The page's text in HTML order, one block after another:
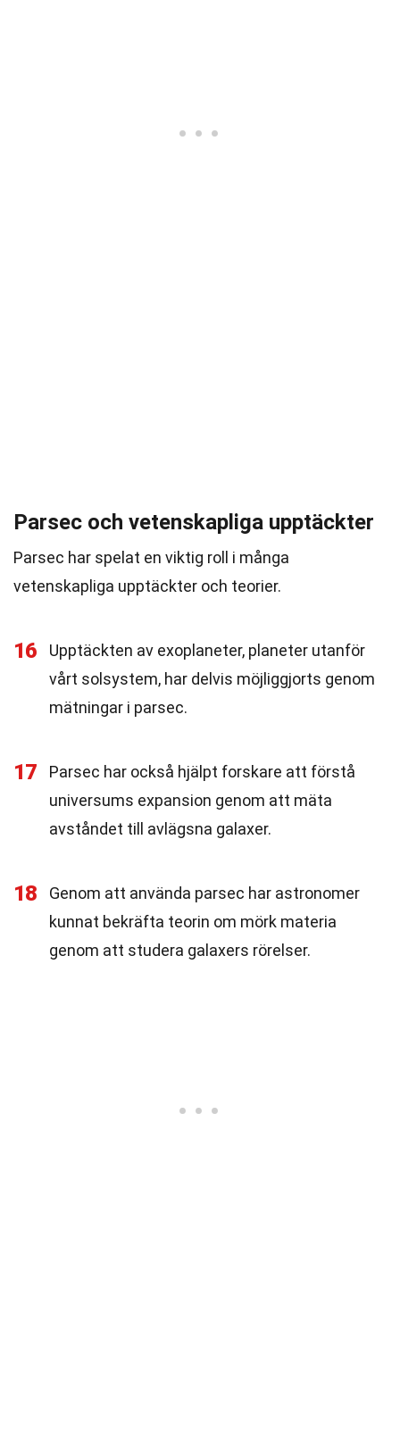
Parsec och vetenskapliga upptäckter
Parsec har spelat en viktig roll i många
vetenskapliga upptäckter och teorier.
16
Upptäckten av exoplaneter, planeter utanför
vårt solsystem, har delvis möjliggjorts genom
mätningar i parsec.
17
Parsec har också hjälpt forskare att förstå
universums expansion genom att mäta
avståndet till avlägsna galaxer.
18
Genom att använda parsec har astronomer
kunnat bekräfta teorin om mörk materia
genom att studera galaxers rörelser.